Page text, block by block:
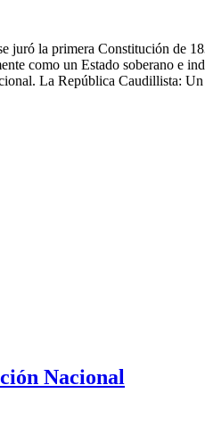
juró la primera Constitución de
como un Estado soberano e
La República Caudillista:
Nacional